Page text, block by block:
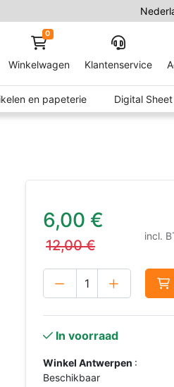
0
Winkelwagen Klantenservice
en papeterie Digital
6,00 €
12,00€
incl.
In voorraad
Winkel Antwerpen :
Beschikbaar